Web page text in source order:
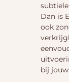
Dan is
ook
bij